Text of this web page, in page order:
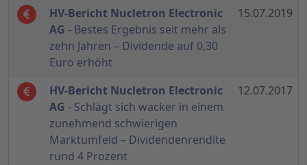
HV-Bericht Nucletron Electronic
AG - Bestes Ergebnis seit mehr als
zehn Jahren – Dividende auf 0,30
Euro erhöht
15.07.2019
HV-Bericht Nucletron Electronic
AG - Schlägt sich wacker in einem
zunehmend schwierigen
Marktumfeld – Dividendenrendite
rund 4 Prozent
12.07.2017